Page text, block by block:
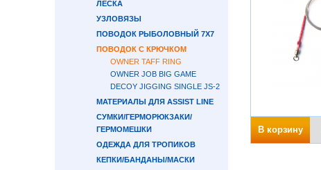
ЛЕСКА
УЗЛОВЯЗЫ
ПОВОДОК РЫБОЛОВНЫЙ 7Х7
ПОВОДОК С КРЮЧКОМ
OWNER TAFF RING
OWNER JOB BIG GAME
DECOY JIGGING SINGLE JS-2
МАТЕРИАЛЫ ДЛЯ ASSIST LINE
СУМКИ/ГЕРМОРЮКЗАКИ/
ГЕРМОМЕШКИ
ОДЕЖДА ДЛЯ ТРОПИКОВ
КЕПКИ/БАНДАНЫ/МАСКИ
В корзину